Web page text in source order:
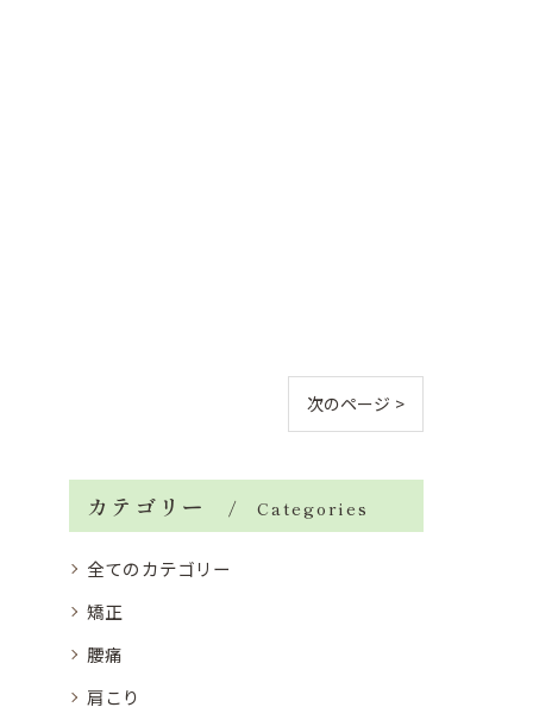
次のページ >
カテゴリー Categories
全てのカテゴリー
矯正
腰痛
肩こり